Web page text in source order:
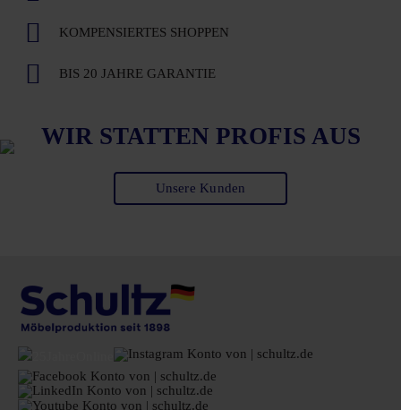
KOMPENSIERTES SHOPPEN
BIS 20 JAHRE GARANTIE
WIR STATTEN PROFIS AUS
Unsere Kunden